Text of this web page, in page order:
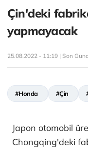
Çin'deki
yapmayacak
25.08.2022 - 11:19 | Son
#Honda #Çin
Japon otomobil
Chongqing'deki